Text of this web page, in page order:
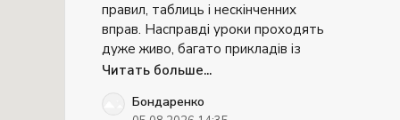
правил, таблиць і нескінченних
вправ. Насправді уроки проходять
дуже живо, багато прикладів із
реального життя, постійне
матеріал запам'ятовується значно
Читать больше...
Бондаренко